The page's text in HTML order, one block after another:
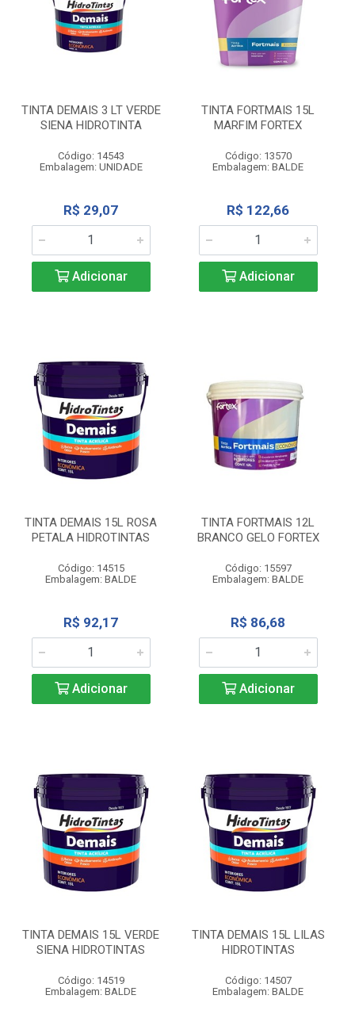
TINTA DEMAIS 3 LT VERDE
SIENA HIDROTINTA
Código: 14543
Embalagem: UNIDADE
R$ 29,07
Adicionar
TINTA FORTMAIS 15L
MARFIM FORTEX
Código: 13570
Embalagem: BALDE
R$ 122,66
Adicionar
TINTA DEMAIS 15L ROSA
PETALA HIDROTINTAS
Código: 14515
Embalagem: BALDE
R$ 92,17
Adicionar
TINTA FORTMAIS 12L
BRANCO GELO FORTEX
Código: 15597
Embalagem: BALDE
R$ 86,68
Adicionar
TINTA DEMAIS 15L VERDE
SIENA HIDROTINTAS
Código: 14519
Embalagem: BALDE
TINTA DEMAIS 15L LILAS
HIDROTINTAS
Código: 14507
Embalagem: BALDE